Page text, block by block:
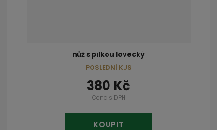
nůž s pilkou lovecký
380 Kč
Cena s DPH
KOUPIT
POSLEDNÍ KUS